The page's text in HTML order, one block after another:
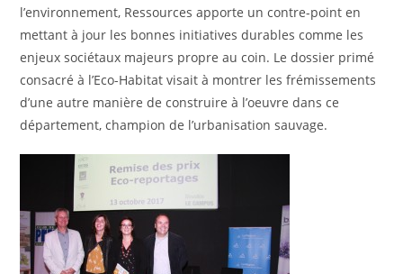
l’environnement, Ressources apporte un contre-point en
mettant à jour les bonnes initiatives durables comme les
enjeux sociétaux majeurs propre au coin. Le dossier primé
consacré à l’Eco-Habitat visait à montrer les frémissements
d’une autre manière de construire à l’oeuvre dans ce
département, champion de l’urbanisation sauvage.